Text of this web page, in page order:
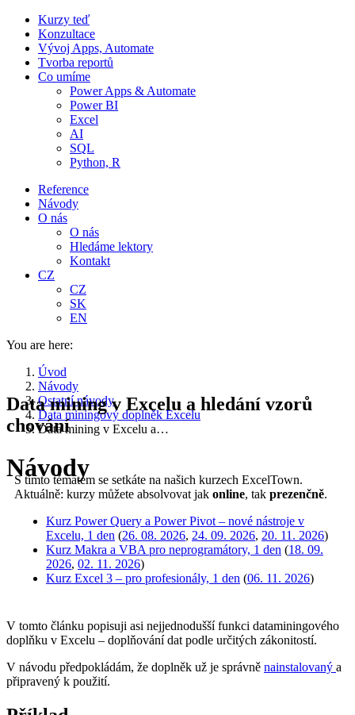
Kurzy teď
Konzultace
Vývoj Apps, Automate
Tvorba reportů
Co umíme
Power Apps & Automate
Power BI
Excel
AI
SQL
Python, R
Reference
Návody
O nás
O nás
Hledáme lektory
Kontakt
CZ
CZ
SK
EN
You are here:
Úvod
Návody
Ostatní návody
Data miningový doplněk Excelu
Data mining v Excelu a…
Návody
Data mining v Excelu a hledání vzorů
chování
S tímto tématem se setkáte na našich kurzech ExcelTown.
Aktuálně: kurzy můžete absolvovat jak online, tak prezenčně.
Kurz Power Query a Power Pivot – nové nástroje v
Excelu, 1 den (26. 08. 2026, 24. 09. 2026, 20. 11. 2026)
Kurz Makra a VBA pro neprogramátory, 1 den (18. 09.
2026, 02. 11. 2026)
Kurz Excel 3 – pro profesionály, 1 den (06. 11. 2026)
V tomto článku popisuji asi nejjednodušší funkci dataminingového
doplňku v Excelu – doplňování dat podle určitých zákonitostí.
V návodu předpokládám, že doplněk už je správně nainstalovaný a
připravený k použití.